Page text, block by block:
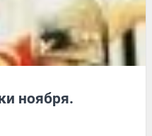
ноября.